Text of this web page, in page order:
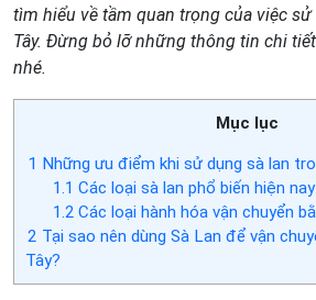
tìm hiểu về tầm quan trọng của việc
Tây. Đừng bỏ lỡ những thông tin chi
nhé.
Mục lục
1 Những ưu điểm khi sử dụng sà lan
1.1 Các loại sà lan phổ biến hiện nay
1.2Các loại hành hóa vận chuyển
2 Tại sao nên dùng Sà Lan để vận
Tây?